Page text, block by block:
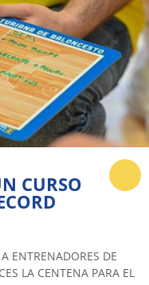
CURSO
ENTRENADORES DE
LA CENTENA PARA EL